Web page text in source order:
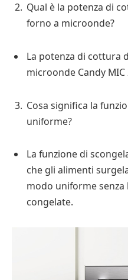
Qual è la potenza di
forno a microonde?
La potenza di cottura
microonde Candy MIC
Cosa significa la
uniforme?
La funzione di
che gli alimenti
modo uniforme
congelate.